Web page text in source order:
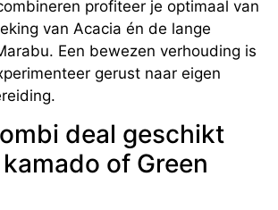
profiteer je optimaal van
van Acacia én de lange
Een bewezen verhouding is
gerust naar eigen
deal geschikt
of Green